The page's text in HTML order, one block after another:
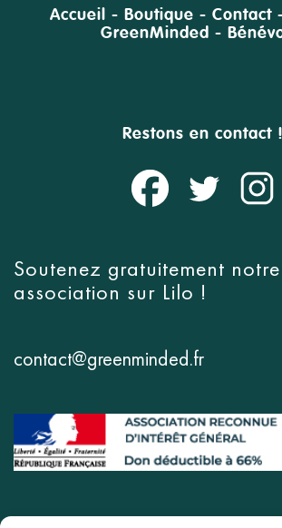
Accueil - Boutique - Contact
GreenMinded -
Restons en contact !
Soutenez gratuitement notre
association sur Lilo !
contact@greenminded.fr